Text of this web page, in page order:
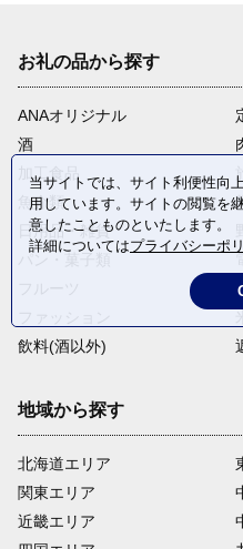
お礼の品から探す
ANAオリジナル
酒
加工食品
魚介類
日用品・雑貨
飲料(酒以外)
地域から探す
北海道エリア
関東エリア
近畿エリア
当サイトでは、サイト利便性向
用しています。サイトの閲覧を
意したことものといたします。
詳細についてはプライバシーポ